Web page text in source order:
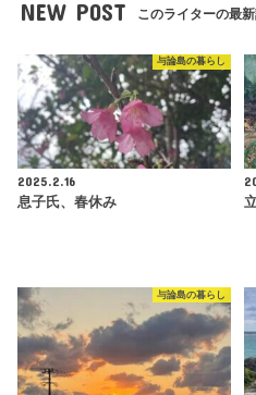
NEW POST このライターの最
与論島の暮らし
2025.2.16
息子氏、春休み
与論島の暮らし